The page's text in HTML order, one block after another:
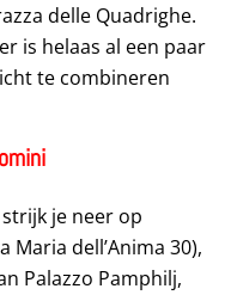
delle Quadrighe.
is helaas al een paar
te combineren
je neer op
Maria dell’Anima 30),
Palazzo Pamphilj,